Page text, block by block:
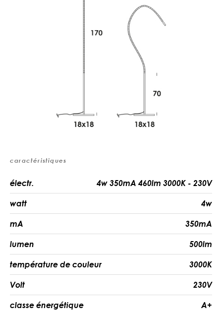
caractéristiques
électr. 4w 350mA 460lm 3000K - 230V
watt 4w
mA 350mA
lumen 500lm
température de couleur 3000K
Volt 230V
classe énergétique A+